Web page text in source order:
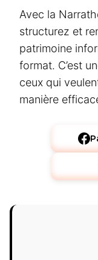
Avec la
structurez et
patrimoine
format. C’est
ceux qui
manière